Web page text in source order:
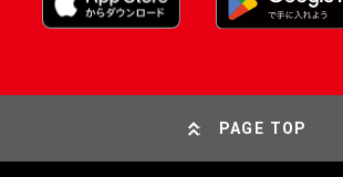
PAGE TOP